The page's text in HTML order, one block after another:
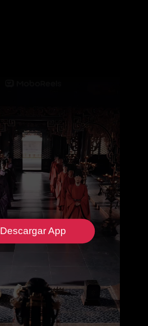
Descargar App